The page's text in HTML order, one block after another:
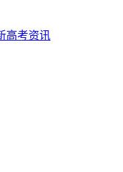
高考资讯